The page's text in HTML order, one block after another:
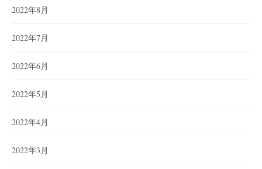
2022年8月
2022年7月
2022年6月
2022年5月
2022年4月
2022年3月